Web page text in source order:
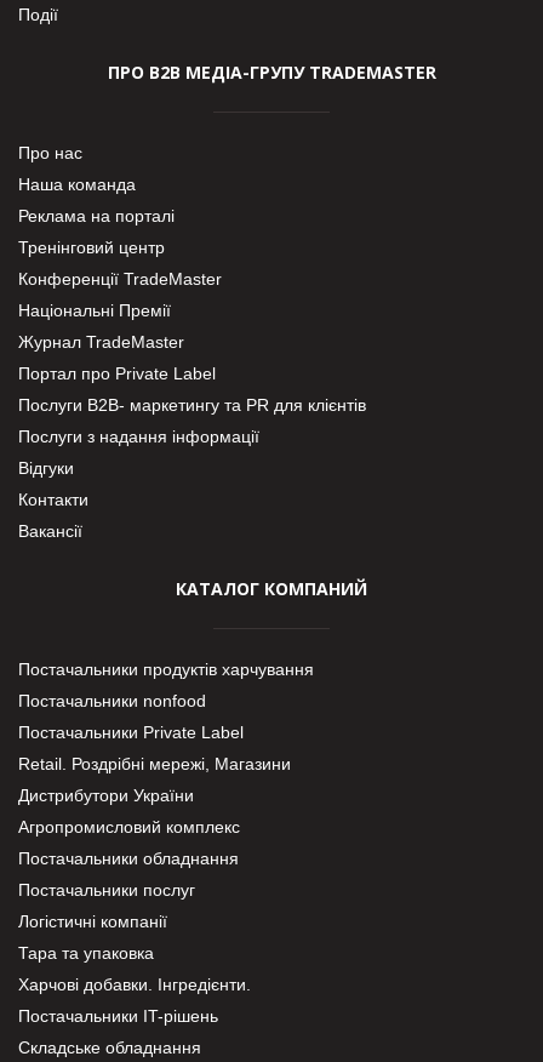
Події
ПРО В2В МЕДІА-ГРУПУ TRADEMASTER
Про нас
Наша команда
Реклама на порталі
Тренінговий центр
Конференції TradeMaster
Національні Премії
Журнал TradeMaster
Портал про Private Label
Послуги В2В- маркетингу та PR для клієнтів
Послуги з надання інформації
Відгуки
Контакти
Вакансії
КАТАЛОГ КОМПАНИЙ
Постачальники продуктів харчування
Постачальники nonfood
Постачальники Private Label
Retail. Роздрібні мережі, Магазини
Дистрибутори України
Агропромисловий комплекс
Постачальники обладнання
Постачальники послуг
Логістичні компанії
Тара та упаковка
Харчові добавки. Інгредієнти.
Постачальники IT-рішень
Складське обладнання